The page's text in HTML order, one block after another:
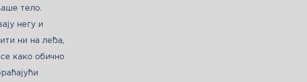
тело.
негу и
ни на леђа,
како обично